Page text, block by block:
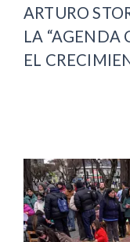
ARTURO
LA “AGENDA
EL